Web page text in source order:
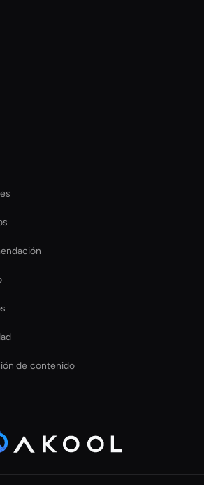
de vídeo con IA
de vídeo con IA
IA
de contenido